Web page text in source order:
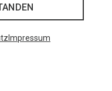
Impressum